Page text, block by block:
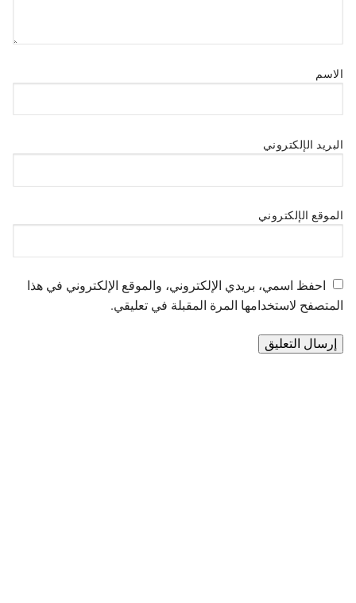
الاسم
البريد الإلكتروني
الموقع الإلكتروني
احفظ اسمي، بريدي الإلكتروني، والموقع الإلكتروني في هذا
المتصفح لاستخدامها المرة المقبلة في تعليقي.